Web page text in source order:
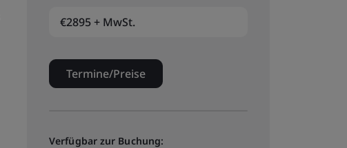
€2895 + MwSt.
Termine/Preise
Verfügbar zur Buchung: